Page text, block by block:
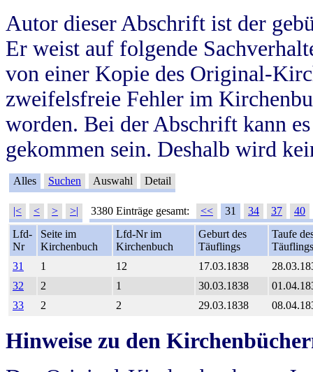
Autor dieser Abschrift ist der
Er weist auf folgende
von einer Kopie des Original-
zweifelsfreie Fehler im
worden. Bei der Abschrift kann
gekommen sein. Deshalb wird
Alles Suchen Auswahl Detail
|< < > >| 3380 Einträge gesamt: << 31 34 37
40
Lfd-
Nr
Seite im
Kirchenbuch
Lfd-Nr im
Kirchenbuch
Geburt des
Täuflings
Taufe
Täuflings
31
1 12 17.03.1838
32
2 1 30.03.1838
33
2 2 29.03.1838
Hinweise zu den